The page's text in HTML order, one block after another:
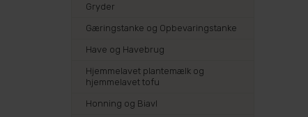
Gryder
Gæringstanke og Opbevaringstanke
Have og Havebrug
Hjemmelavet plantemælk og
hjemmelavet tofu
Honning og Biavl